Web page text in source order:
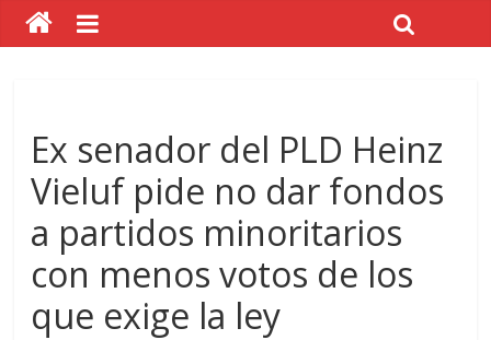
Ex senador del PLD Heinz
Vieluf pide no dar fondos
a partidos minoritarios
con menos votos de los
que exige la ley